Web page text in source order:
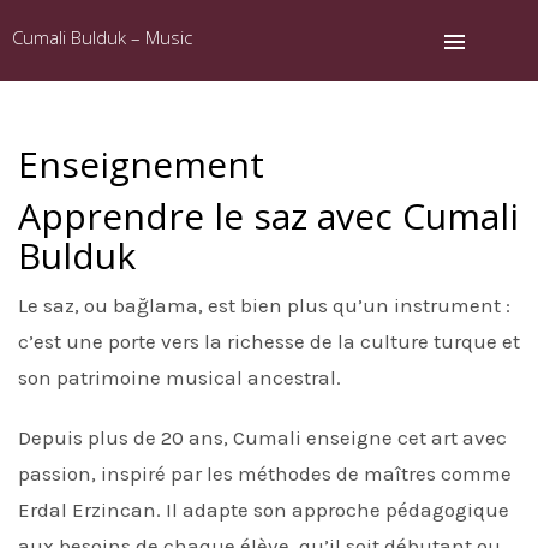
Cumali Bulduk – Music
Enseignement
Apprendre le saz avec Cumali
Bulduk
Le saz, ou bağlama, est bien plus qu’un instrument :
c’est une porte vers la richesse de la culture turque et
son patrimoine musical ancestral.
Depuis plus de 20 ans, Cumali enseigne cet art avec
passion, inspiré par les méthodes de maîtres comme
Erdal Erzincan. Il adapte son approche pédagogique